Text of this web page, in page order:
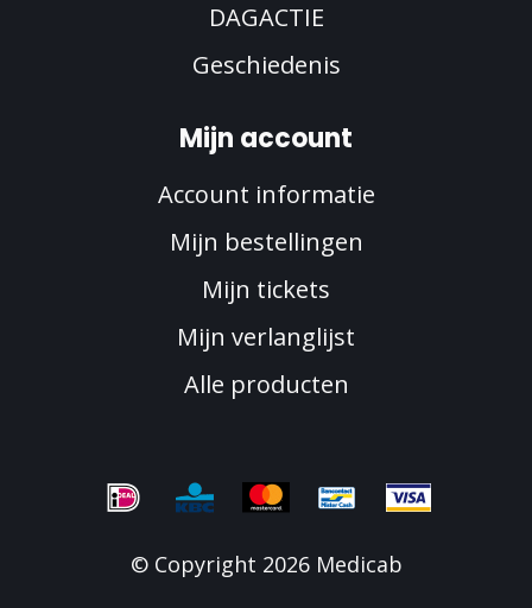
DAGACTIE
Geschiedenis
Mijn account
Account informatie
Mijn bestellingen
Mijn tickets
Mijn verlanglijst
Alle producten
© Copyright 2026 Medicab